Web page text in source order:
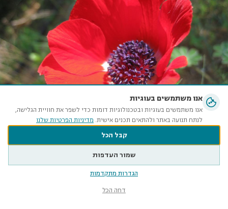
בין פרחים לבעלי חיים
מגוון ביולוגי
אנו משתמשים בעוגיות
אנו משתמשים בעוגיות ובטכנולוגיות דומות כדי לשפר את חוויית הגלישה,
לנתח תנועה באתר ולהתאים תכנים אישית. מדיניות הפרטיות שלנו
קבל הכל
שמור העדפות
הגדרות מתקדמות
דחה הכל